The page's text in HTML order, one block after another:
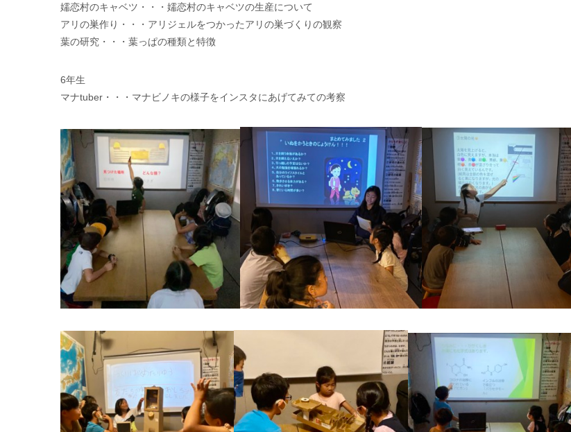
嬬恋村のキャベツ・・・嬬恋村のキャベツの生産について
アリの巣作り・・・アリジェルをつかったアリの巣づくりの観察
葉の研究・・・葉っぱの種類と特徴
6年生
マナtuber・・・マナビノキの様子をインスタにあげてみての考察